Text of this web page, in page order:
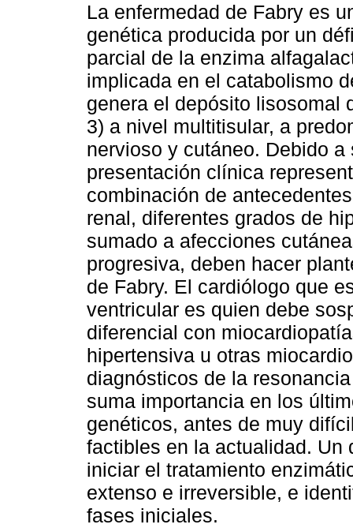
La enfermedad de Fabry es
genética producida por un
parcial de la enzima
implicada en el catabolismo
genera el depósito lisosomal
3) a nivel multitisular, a
nervioso y cutáneo. Debido
presentación clínica
combinación de
renal, diferentes grados de
sumado a afecciones
progresiva, deben hacer
de Fabry. El cardiólogo que
ventricular es quien debe
diferencial con
hipertensiva u otras
diagnósticos de la
suma importancia en los
genéticos, antes de muy
factibles en la actualidad. Un
iniciar el tratamiento
extenso e irreversible, e
fases iniciales.